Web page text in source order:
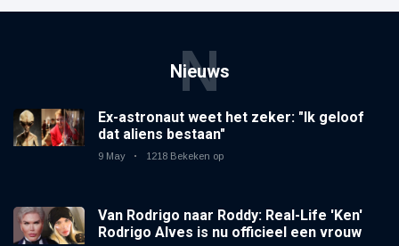
Nieuws
N
Ex-astronaut weet het zeker: "Ik geloof
dat aliens bestaan"
9 May 1218 Bekeken op
Van Rodrigo naar Roddy: Real-Life 'Ken'
Rodrigo Alves is nu officieel een vrouw